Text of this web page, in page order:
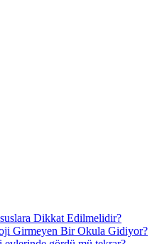
Dikkat Edilmelidir?
Girmeyen Bir Okula Gidiyor?